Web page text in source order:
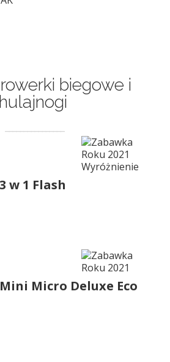
biegowe i
hulajnogi
w 1 Flash
Micro Deluxe Eco